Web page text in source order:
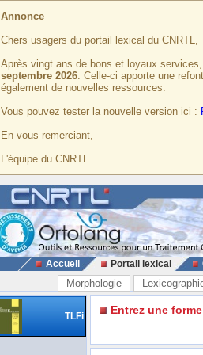
Annonce
Chers usagers du portail lexical du CNRTL,
Après vingt ans de bons et loyaux
septembre 2026. Celle-ci apporte une
également de nouvelles ressources.
Vous pouvez tester la nouvelle version ici :
En vous remerciant,
L'équipe du CNRTL
Accueil Portail lexical
Morphologie
TLFi Entrez une forme